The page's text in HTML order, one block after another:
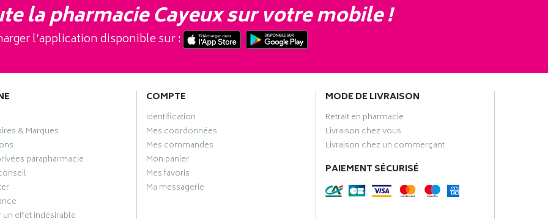
la pharmacie Cayeux sur votre mobile !
l’application disponible sur :
& Marques
parapharmacie
effet indésirable
COMPTE
Identification
Mes coordonnées
Mes commandes
Mon panier
Mes favoris
Ma messagerie
MODE DE LIVRAISON
Retrait en pharmacie
Livraison chez vous
Livraison chez un commerçant
PAIEMENT SÉCURISÉ